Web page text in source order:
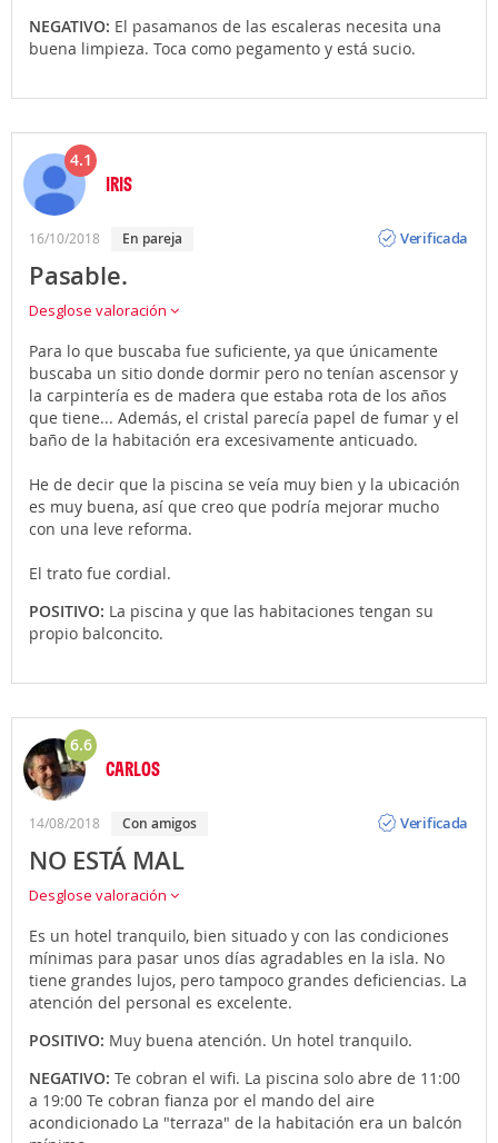
NEGATIVO: El pasamanos de las escaleras necesita una
buena limpieza. Toca como pegamento y está sucio.
4.1
IRIS
16/10/2018 en pareja
Verificada
Pasable.
Desglose valoración
Para lo que buscaba fue suficiente, ya que únicamente
buscaba un sitio donde dormir pero no tenían ascensor y
la carpintería es de madera que estaba rota de los años
que tiene... Además, el cristal parecía papel de fumar y el
baño de la habitación era excesivamente anticuado.
He de decir que la piscina se veía muy bien y la ubicación
es muy buena, así que creo que podría mejorar mucho
con una leve reforma.
El trato fue cordial.
POSITIVO: La piscina y que las habitaciones tengan su
propio balconcito.
6.6
CARLOS
14/08/2018 con amigos
Verificada
NO ESTÁ MAL
Desglose valoración
Es un hotel tranquilo, bien situado y con las condiciones
mínimas para pasar unos días agradables en la isla. No
tiene grandes lujos, pero tampoco grandes deficiencias. La
atención del personal es excelente.
POSITIVO: Muy buena atención. Un hotel tranquilo.
NEGATIVO: Te cobran el wifi. La piscina solo abre de 11:00
a 19:00 Te cobran fianza por el mando del aire
acondicionado La "terraza" de la habitación era un balcón